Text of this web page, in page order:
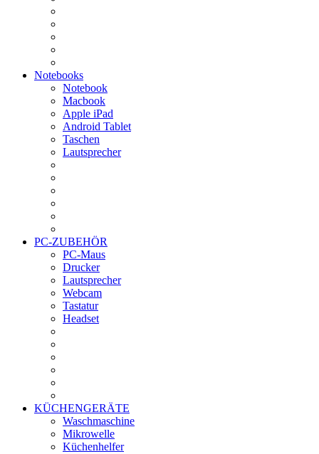
Notebooks
Notebook
Macbook
Apple iPad
Android Tablet
Taschen
Lautsprecher
PC-ZUBEHÖR
PC-Maus
Drucker
Lautsprecher
Webcam
Tastatur
Headset
KÜCHENGERÄTE
Waschmaschine
Mikrowelle
Küchenhelfer